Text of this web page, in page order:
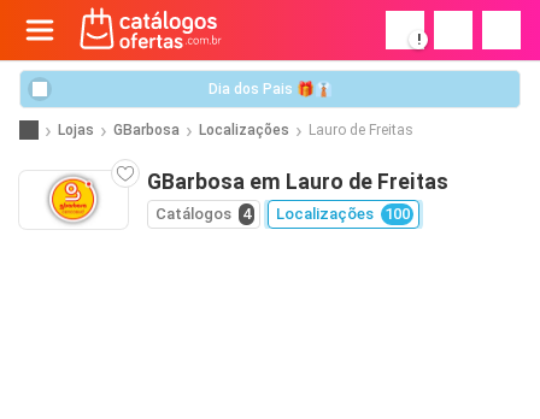
!
Dia dos Pais 🎁👔
Lojas GBarbosa Localizações Lauro de Freitas
GBarbosa em Lauro de Freitas
Catálogos 4 Localizações 100